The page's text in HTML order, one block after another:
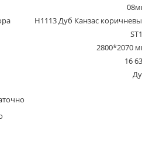
H1113 Дуб Канзас
2800*2070
16